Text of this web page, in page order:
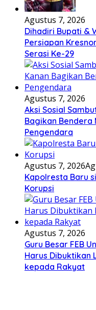
Agustus 7, 2026
Dihadiri Bupati &
Persiapan
Serasi Ke-29
Agustus 7, 2026
Aksi Sosial
Bagikan Bendera
Pengendara
Agustus 7, 2026
Kapolresta Baru
Korupsi
Agustus 7, 2026
Guru Besar FEB
Harus Dibuktikan
kepada Rakyat